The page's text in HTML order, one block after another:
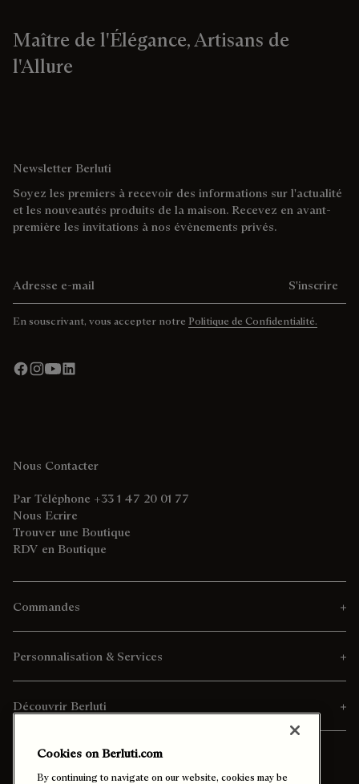
Maître de l'Élégance, Artisans de
l'Allure
Newsletter Berluti
Soyez les premiers à recevoir des informations sur l'actualité
et les nouveautés produits de la maison. Recevez en avant-
première les invitations à nos évènements privés.
S'inscrire
En souscrivant, vous accepter notre Politique de Confidentialité.
Nous Contacter
Par Téléphone +33 1 47 20 01 77
Nous Ecrire
Trouver une Boutique
RDV en Boutique
Commandes
Personnalisation & Services
Découvrir Berluti
Cookies on Berluti.com
By continuing to navigate on our website, cookies may be